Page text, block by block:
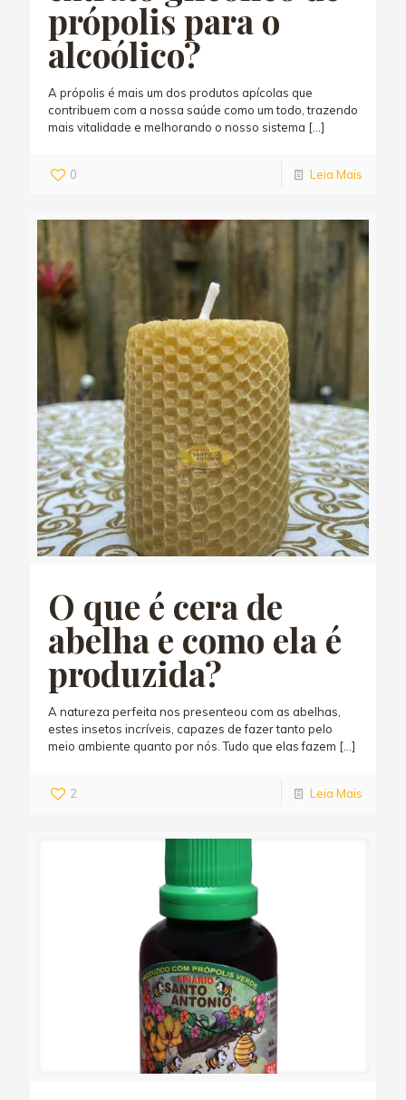
própolis para o
alcoólico?
A própolis é mais um dos produtos apícolas que
contribuem com a nossa saúde como um todo, trazendo
mais vitalidade e melhorando o nosso sistema […]
0 Leia Mais
O que é cera de
abelha e como ela é
produzida?
A natureza perfeita nos presenteou com as abelhas,
estes insetos incríveis, capazes de fazer tanto pelo
meio ambiente quanto por nós. Tudo que elas fazem […]
2 Leia Mais